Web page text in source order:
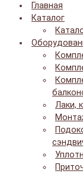
Главная
Каталог
Лаки,